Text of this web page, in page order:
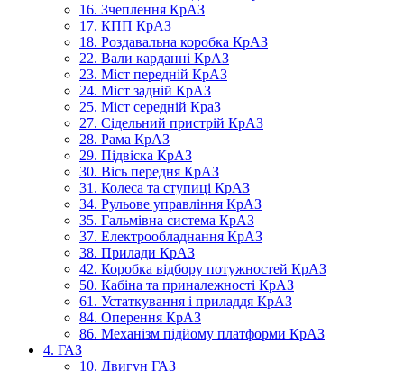
16. Зчеплення КрАЗ
17. КПП КрАЗ
18. Роздавальна коробка КрАЗ
22. Вали карданні КрАЗ
23. Міст передній КрАЗ
24. Міст задній КрАЗ
25. Міст середній КраЗ
27. Сідельний пристрій КрАЗ
28. Рама КрАЗ
29. Підвіска КрАЗ
30. Вісь передня КрАЗ
31. Колеса та ступиці КрАЗ
34. Рульове управління КрАЗ
35. Гальмівна система КрАЗ
37. Електрообладнання КрАЗ
38. Прилади КрАЗ
42. Коробка відбору потужностей КрАЗ
50. Кабіна та приналежності КрАЗ
61. Устаткування і приладдя КрАЗ
84. Оперення КрАЗ
86. Механізм підйому платформи КрАЗ
4. ГАЗ
10. Двигун ГАЗ